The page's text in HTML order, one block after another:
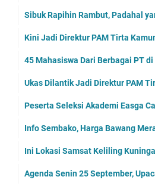
Sibuk Rapihin Rambut, Padahal
Kini Jadi Direktur PAM Tirta
45 Mahasiswa Dari Berbagai PT
Ukas Dilantik Jadi Direktur PAM
Peserta Seleksi Akademi Easga
Info Sembako, Harga Bawang
Ini Lokasi Samsat Keliling
Agenda Senin 25 September,